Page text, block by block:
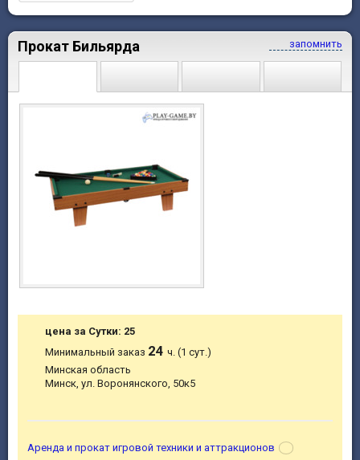
запомнить
Прокат Бильярда
цена за Сутки: 25
Минимальный заказ 24ч. (1 сут.)
Минская область
Минск, ул. Воронянского, 50к5
Аренда и прокат игровой техники и аттракционов